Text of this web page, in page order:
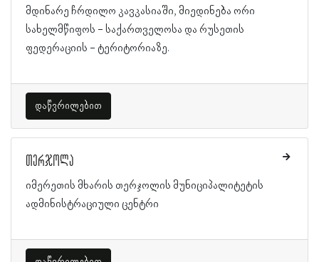
მდინარე ჩრდილო კავკასიაში, მიედინება ორი
სახელმწიფოს - საქართველოსა და რუსეთის
ფედერაციის - ტერიტორიაზე.
დაწვრილებით
თერჯოლა
იმერეთის მხარის თერჯოლის მუნიციპალიტეტის
ადმინისტრაციული ცენტრი